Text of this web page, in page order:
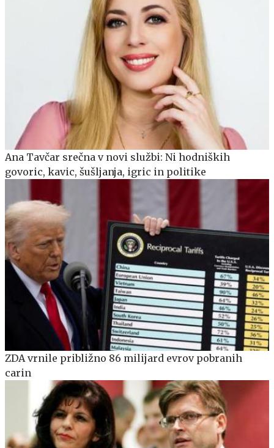
Ana Tavčar srečna v novi službi: Ni hodniških
govoric, kavic, šušljanja, igric in politike
ZDA vrnile približno 86 milijard evrov pobranih
carin